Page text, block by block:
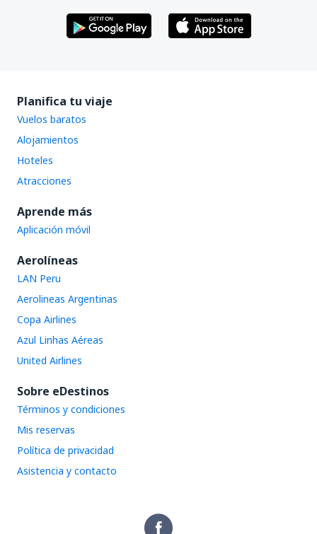
Planifica tu viaje
Vuelos baratos
Alojamientos
Hoteles
Atracciones
Aprende más
Aplicación móvil
Aerolíneas
LAN Peru
Aerolineas Argentinas
Copa Airlines
Azul Linhas Aéreas
United Airlines
Sobre eDestinos
Términos y condiciones
Mis reservas
Política de privacidad
Asistencia y contacto